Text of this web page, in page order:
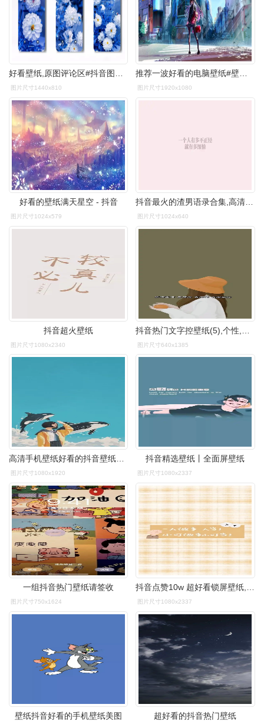
好看壁纸,原图评论区#抖音图文来了 #壁纸 #唯美意境 - 抖音
图片尺寸1440x810
推荐一波好看的电脑壁纸#壁纸 #分享 #电脑壁纸分享 #抖音 - 抖音
图片尺寸1920x1080
好看的壁纸满天星空 - 抖音
图片尺寸1024x579 图片尺寸1024x640
抖音超火壁纸
图片尺寸1080x2340 图片尺寸640x1385
高清手机壁纸好看的抖音壁纸美图
图片尺寸1080x1920
抖音精选壁纸丨全面屏壁纸
图片尺寸1080x2337
一组抖音热门壁纸请签收
图片尺寸750x1624 图片尺寸1080x2337
壁纸抖音好看的手机壁纸美图 超好看的抖音热门壁纸